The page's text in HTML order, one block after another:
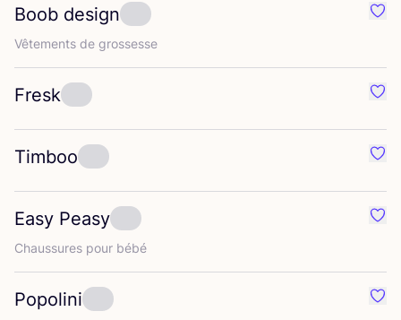
Boob design
Vête­ments de grossesse
Fresk
Timboo
Easy Peasy
Chaus­sures pour bébé
Popolini